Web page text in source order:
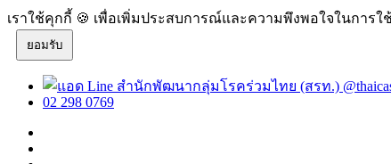
เราใช้คุกกี้ 🍪 เพื่อเพิ่มประสบการณ์และความพึงพอใจในการ
ยอมรับ
02 298 0769